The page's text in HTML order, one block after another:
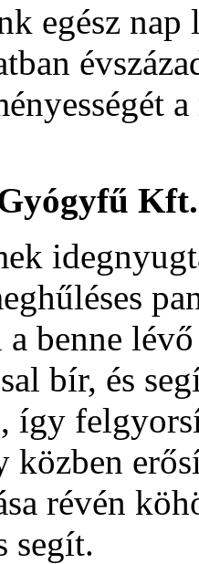
egész nap
a benne
bír, és
így
közben
révén
segít.